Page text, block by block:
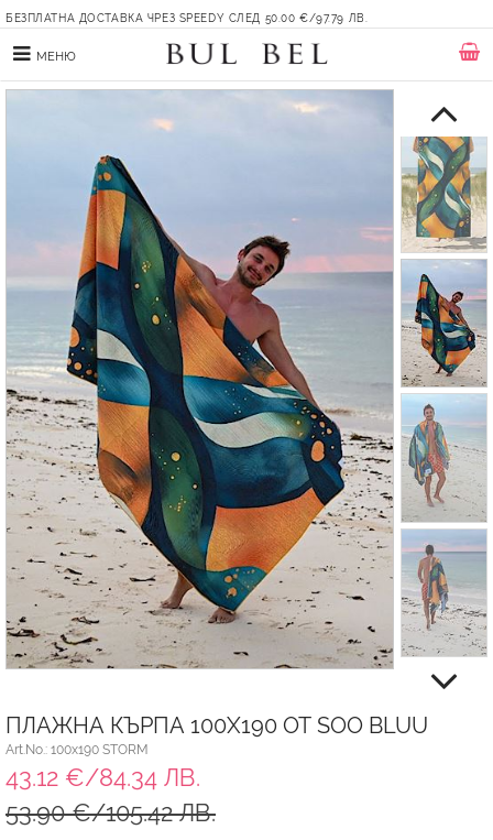
БЕЗПЛАТНА ДОСТАВКА ЧРЕЗ SPEEDY СЛЕД 50.00 €/97.79 ЛВ.
МЕНЮ
ПЛАЖНА КЪРПА 100X190 ОТ SOO BLUU
Art.No.: 100x190 STORM
43.12 €/84.34 ЛВ.
53.90 €/105.42 ЛВ.